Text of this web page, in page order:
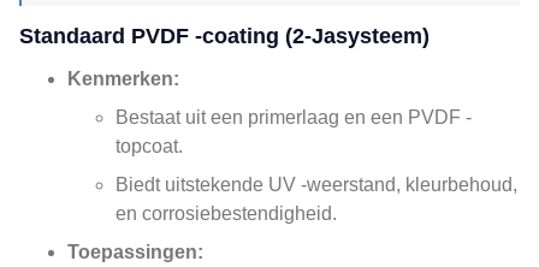
Standaard PVDF -coating (2-Jasysteem)
Kenmerken:
Bestaat uit een primerlaag en een PVDF -
topcoat.
Biedt uitstekende UV -weerstand, kleurbehoud,
en corrosiebestendigheid.
Toepassingen: